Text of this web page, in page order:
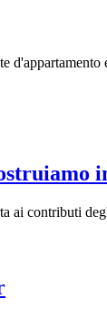
ai contributi